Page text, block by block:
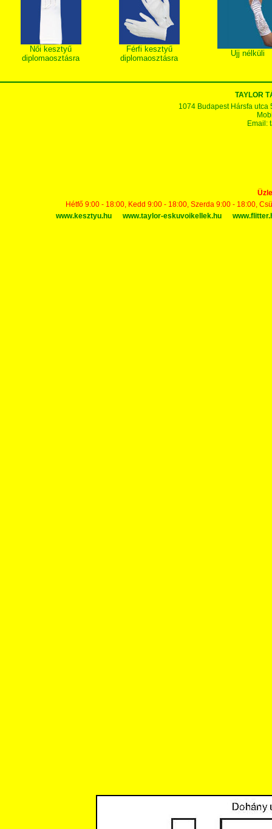
Női kesztyű
diplomaosztásra
Férfi kesztyű
diplomaosztásra
Ujj nélküli
TAYLOR
1074 Budapest Hársfa utca
Email:
Hétfő 9:00 - 18:00, Kedd 9:00 - 18:00, Szerda 9:00 - 18:00,
www.kesztyu.hu
www.taylor-eskuvoikellek.hu